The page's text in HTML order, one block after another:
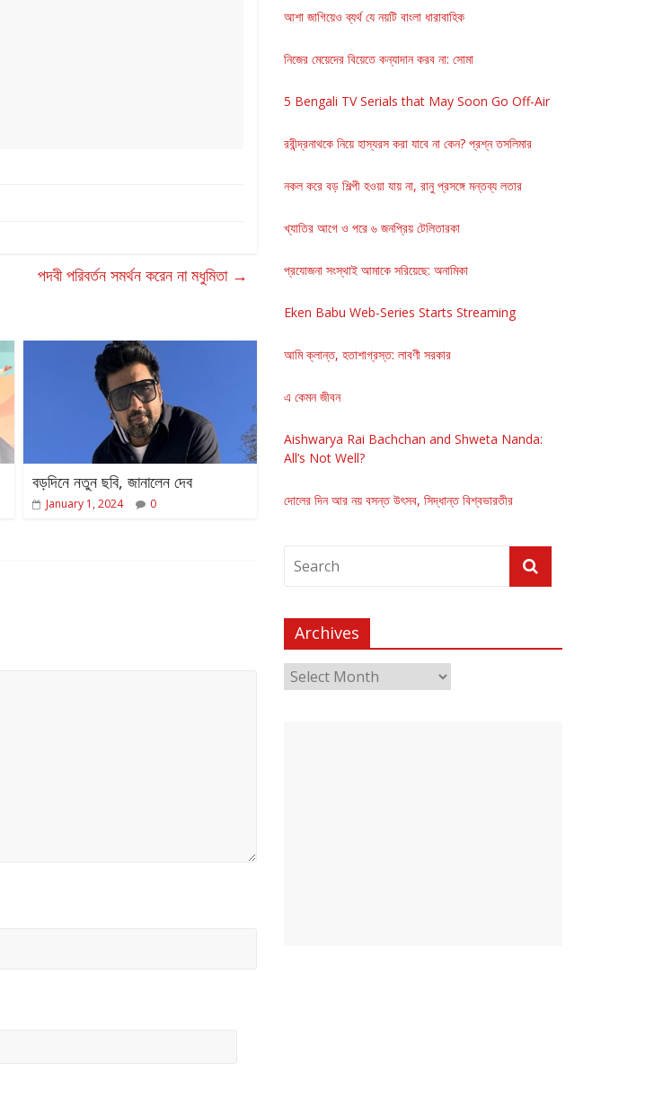
পদবী পরিবর্তন সমর্থন করেন না মধুমিতা →
বড়দিনে নতুন ছবি, জানালেন দেব
January 1, 2024 0
আশা জাগিয়েও ব্যর্থ যে নয়টি বাংলা ধারাবাহিক
নিজের মেয়েদের বিয়েতে কন্যাদান করব না: সোমা
5 Bengali TV Serials that May Soon Go Off-Air
রবীন্দ্রনাথকে নিয়ে হাস্যরস করা যাবে না কেন? প্রশ্ন তসলিমার
নকল করে বড় শিল্পী হওয়া যায় না, রানু প্রসঙ্গে মন্তব্য লতার
খ্যাতির আগে ও পরে ৬ জনপ্রিয় টেলিতারকা
প্রযোজনা সংস্থাই আমাকে সরিয়েছে: অনামিকা
Eken Babu Web-Series Starts Streaming
আমি ক্লান্ত, হতাশাগ্রস্ত: লাবণী সরকার
এ কেমন জীবন
Aishwarya Rai Bachchan and Shweta Nanda:
All’s Not Well?
দোলের দিন আর নয় বসন্ত উৎসব, সিদ্ধান্ত বিশ্বভারতীর
Archives